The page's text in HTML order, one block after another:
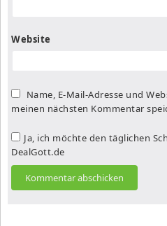
Website
Name, E-Mail-Adresse und
meinen nächsten Kommentar
Ja, ich möchte den täglichen
DealGott.de